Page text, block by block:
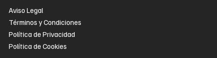
Aviso Legal
Términos y Condiciones
Política de Privacidad
Política de Cookies